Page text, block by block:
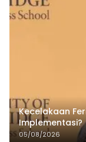
Kecelakaan
Implementasi?
05/08/2026